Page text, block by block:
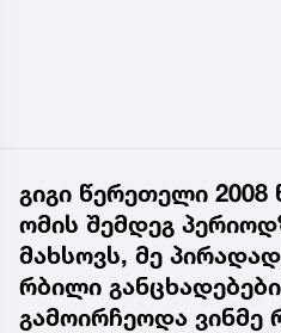
გიგი წერეთელი 2008
ომის შემდეგ
მახსოვს, მე
რბილი
გამოირჩეოდა ვინმე